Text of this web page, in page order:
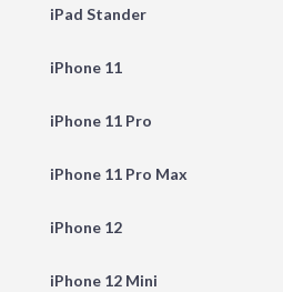
iPad Stander
iPhone 11
iPhone 11 Pro
iPhone 11 Pro Max
iPhone 12
iPhone 12 Mini